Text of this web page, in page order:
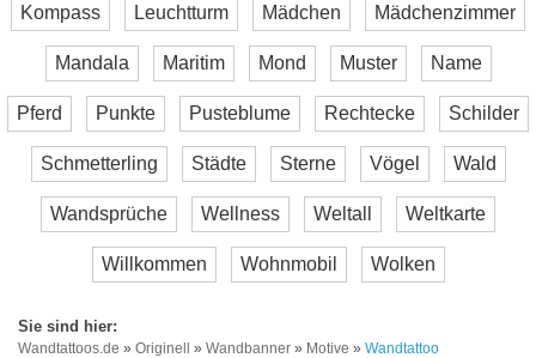
Kompass Leuchtturm Mädchen Mädchenzimmer
Mandala Maritim Mond Muster Name
Pferd Punkte Pusteblume Rechtecke Schilder
Schmetterling Städte Sterne Vögel Wald
Wandsprüche Wellness Weltall Weltkarte
Willkommen Wohnmobil Wolken
Wandtattoos.de » Originell » Wandbanner » Motive » Wandtattoo